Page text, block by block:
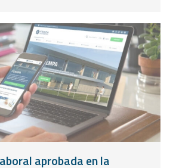
aprobada en la